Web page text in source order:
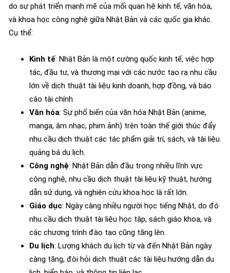
do sự phát triển mạnh mẽ của mối quan hệ kinh tế, văn hóa,
và khoa học công nghệ giữa Nhật Bản và các quốc gia khác.
Cụ thể:
Kinh tế: Nhật Bản là một cường quốc kinh tế, việc hợp
tác, đầu tư, và thương mại với các nước tạo ra nhu cầu
lớn về dịch thuật tài liệu kinh doanh, hợp đồng, và báo
cáo tài chính.
Văn hóa: Sự phổ biến của văn hóa Nhật Bản (anime,
manga, âm nhạc, phim ảnh) trên toàn thế giới thúc đẩy
nhu cầu dịch thuật các tác phẩm giải trí, sách, và tài liệu
quảng bá du lịch.
Công nghệ: Nhật Bản dẫn đầu trong nhiều lĩnh vực
công nghệ, nhu cầu dịch thuật tài liệu kỹ thuật, hướng
dẫn sử dụng, và nghiên cứu khoa học là rất lớn.
Giáo dục: Ngày càng nhiều người học tiếng Nhật, do đó
nhu cầu dịch thuật tài liệu học tập, sách giáo khoa, và
các chương trình đào tạo cũng tăng lên.
Du lịch: Lượng khách du lịch từ và đến Nhật Bản ngày
càng tăng, đòi hỏi dịch thuật các tài liệu hướng dẫn du